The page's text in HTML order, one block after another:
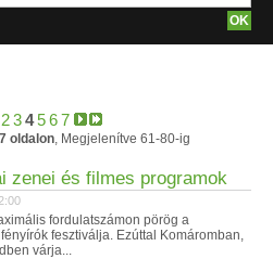
234567
oldalon, Megjelenítve 61-80-ig
zenei és filmes programok
fordulatszámon pörög a
fényírók fesztiválja. Ezúttal Komáromban,
várja...